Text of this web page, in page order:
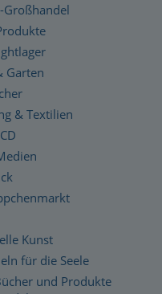
Großhandel
Garten
& Textilien
Kunst
für die Seele
und Produkte